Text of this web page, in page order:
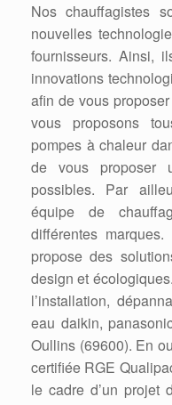
Nos chauffagistes
nouvelles
fournisseurs. Ainsi,
innovations
afin de vous
vous proposons
pompes à chaleur
de vous proposer
possibles. Par
équipe de
différentes
propose des
design et
l’installation,
eau daikin,
Oullins (69600). En
certifiée RGE
le cadre d’un projet